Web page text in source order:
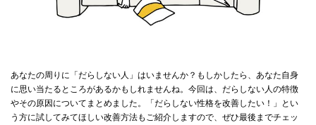
あなたの周りに「だらしない人」はいませんか？もしかしたら、あなた自身
に思い当たるところがあるかもしれませんね。今回は、だらしない人の特徴
やその原因についてまとめました。「だらしない性格を改善したい！」とい
う方に試してみてほしい改善方法もご紹介しますので、ぜひ最後までチェッ